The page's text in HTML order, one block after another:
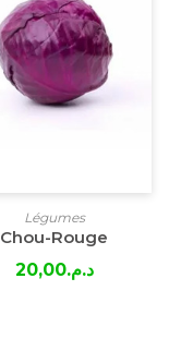
Légumes
Chou-Rouge
د.م.20,00